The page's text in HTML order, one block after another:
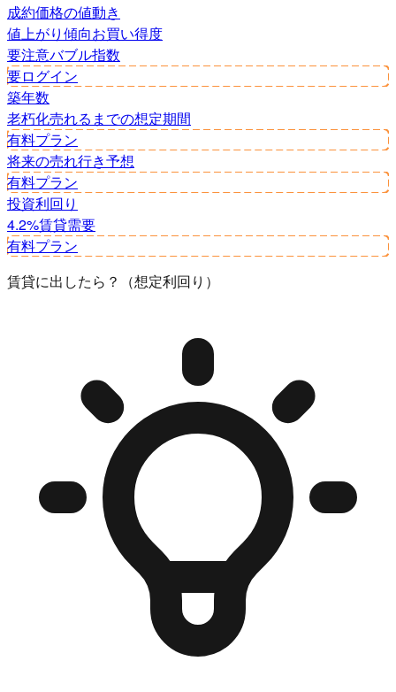
成約価格の値動き
値上がり傾向お買い得度
要注意バブル指数
要ログイン
築年数
老朽化売れるまでの想定期間
有料プラン
将来の売れ行き予想
有料プラン
投資利回り
4.2%賃貸需要
有料プラン
賃貸に出したら？（想定利回り）